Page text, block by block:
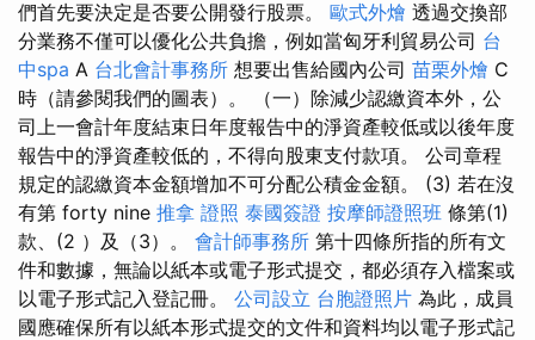
們首先要決定是否要公開發行股票。 歐式外燴 透過交換部
分業務不僅可以優化公共負擔，例如當匈牙利貿易公司 台
中spa A 台北會計事務所 想要出售給國內公司 苗栗外燴 C
時（請參閱我們的圖表）。 （一）除減少認繳資本外，公
司上一會計年度結束日年度報告中的淨資產較低或以後年度
報告中的淨資產較低的，不得向股東支付款項。 公司章程
規定的認繳資本金額增加不可分配公積金金額。 (3) 若在沒
有第 forty nine 推拿 證照 泰國簽證 按摩師證照班 條第(1)
款、(2 ）及（3）。 會計師事務所 第十四條所指的所有文
件和數據，無論以紙本或電子形式提交，都必須存入檔案或
以電子形式記入登記冊。 公司設立 台胞證照片 為此，成員
國應確保所有以紙本形式提交的文件和資料均以電子形式記